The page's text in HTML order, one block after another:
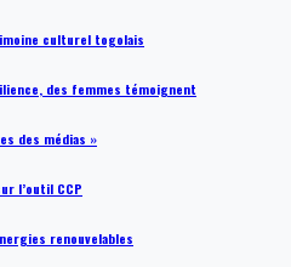
culturel togolais
des femmes témoignent
des médias »
l’outil CCP
renouvelables